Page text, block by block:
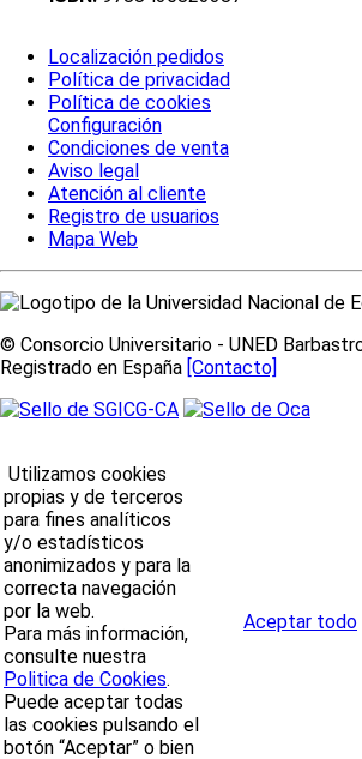
Localización pedidos
Política de privacidad
Política de cookies
Configuración
Condiciones de venta
Aviso legal
Atención al cliente
Registro de usuarios
Mapa Web
© Consorcio Universitario - UNED
Registrado en España [Contacto]
Utilizamos cookies
propias y de terceros
para fines analíticos
y/o estadísticos
anonimizados y para la
correcta navegación
por la web.
Para más información,
consulte nuestra
Politica de Cookies.
Puede aceptar todas
las cookies pulsando el
botón “Aceptar” o bien
Aceptar todo